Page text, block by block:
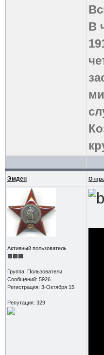
В
Эмден
Активный пользователь
Группа: Пользователи
Сообщений: 5926
Регистрация: 3-Октября 15
Репутация: 329